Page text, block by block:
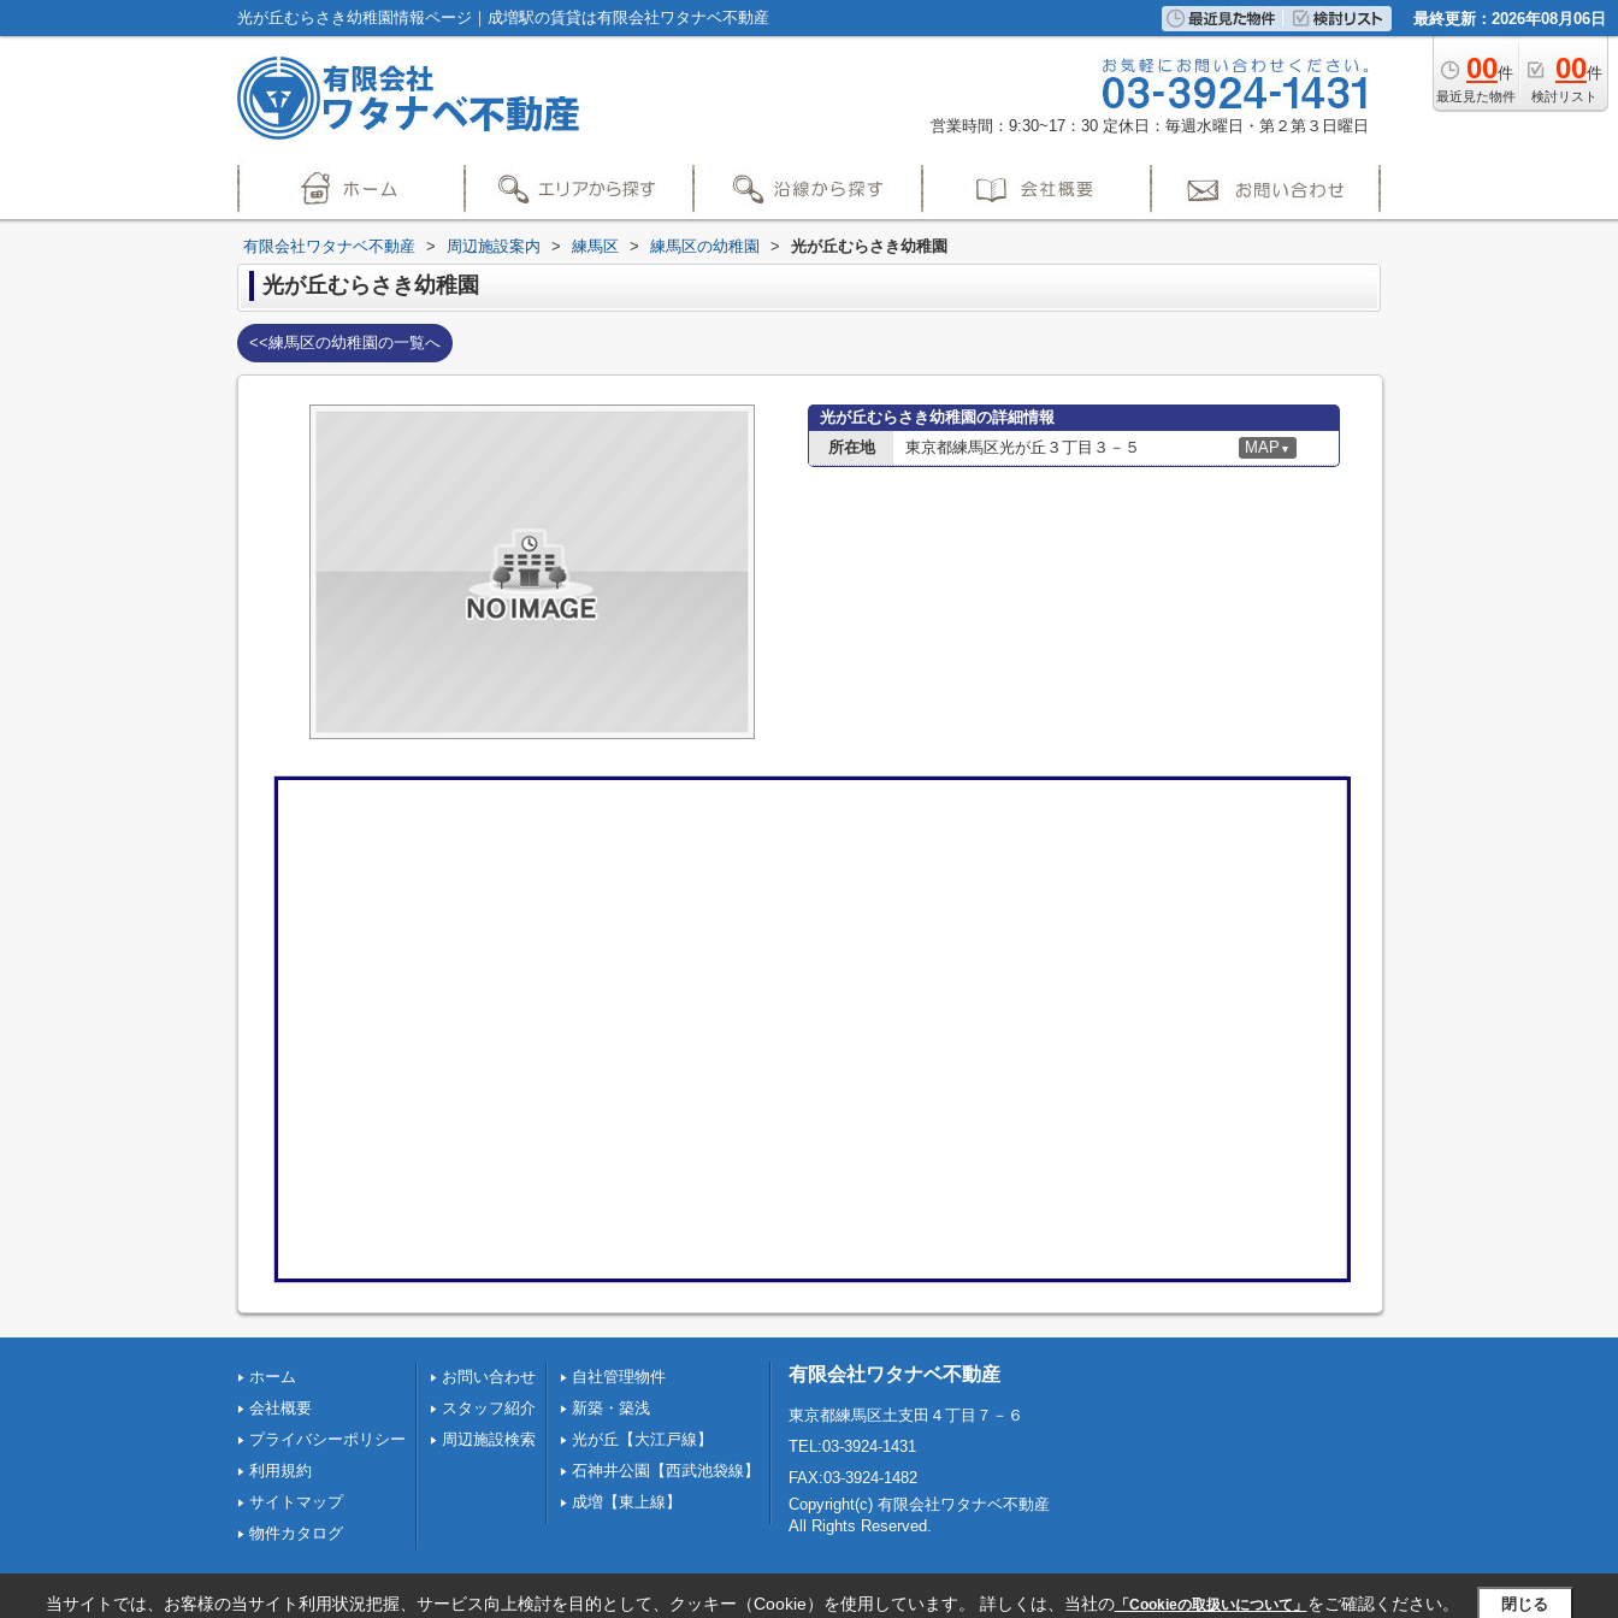
光が丘むらさき幼稚園情報ページ｜成増駅の賃貸は有限会社ワタナベ不動産 最終更新：2026年08月06日
00件
最近見た物件
00件
検討リスト
営業時間：9:30~17：30 定休日：毎週水曜日・第２第３日曜日
有限会社ワタナベ不動産 > 周辺施設案内 > 練馬区 > 練馬区の幼稚園 > 光が丘むらさき幼稚園
光が丘むらさき幼稚園
<<練馬区の幼稚園の一覧へ
光が丘むらさき幼稚園の詳細情報
所在地
東京都練馬区光が丘３丁目３－５ MAP ▼
ホーム
会社概要
プライバシーポリシー
利用規約
サイトマップ
物件カタログ
お問い合わせ
スタッフ紹介
周辺施設検索
自社管理物件
新築・築浅
光が丘【大江戸線】
石神井公園【西武池袋線】
成増【東上線】
有限会社ワタナベ不動産
東京都練馬区土支田４丁目７－６
TEL:03-3924-1431
FAX:03-3924-1482
Copyright(c) 有限会社ワタナベ不動産
All Rights Reserved.
当サイトでは、お客様の当サイト利用状況把握、サービス向上検討を目的として、クッキー（Cookie）を使用しています。 詳しくは、当社の「Cookieの取扱いについて」 をご確認ください。 閉じる